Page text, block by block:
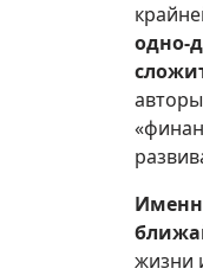
одно-
жизни